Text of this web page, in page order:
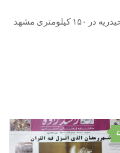
مرکز شهرستان ۲۲۵ هزار نفری تربت حیدریه در ۱۵۰ کیلومتری مشهد
۰